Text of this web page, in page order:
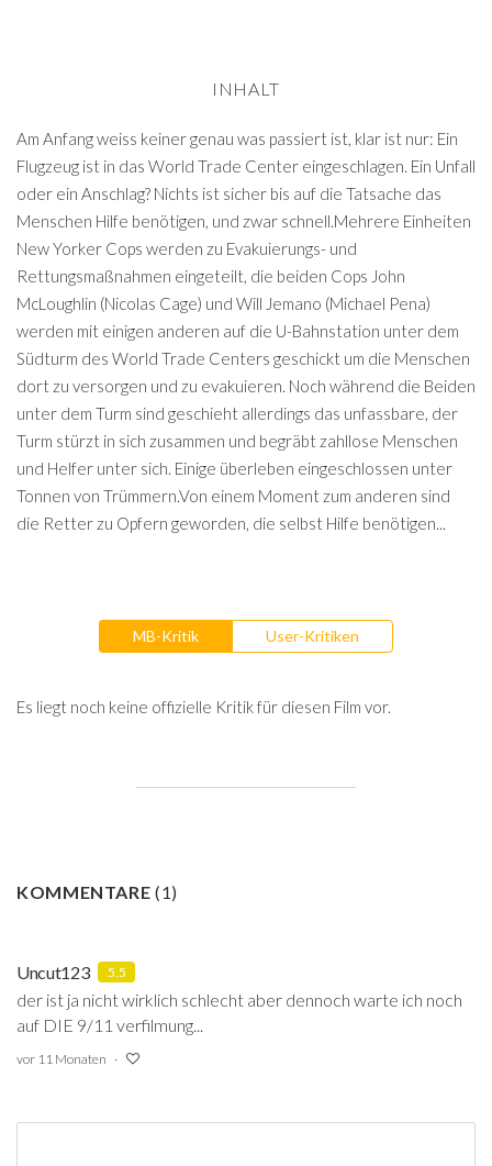
INHALT
Am Anfang weiss keiner genau was passiert ist, klar ist nur: Ein
Flugzeug ist in das World Trade Center eingeschlagen. Ein Unfall
oder ein Anschlag? Nichts ist sicher bis auf die Tatsache das
Menschen Hilfe benötigen, und zwar schnell.Mehrere Einheiten
New Yorker Cops werden zu Evakuierungs- und
Rettungsmaßnahmen eingeteilt, die beiden Cops John
McLoughlin (Nicolas Cage) und Will Jemano (Michael Pena)
werden mit einigen anderen auf die U-Bahnstation unter dem
Südturm des World Trade Centers geschickt um die Menschen
dort zu versorgen und zu evakuieren. Noch während die Beiden
unter dem Turm sind geschieht allerdings das unfassbare, der
Turm stürzt in sich zusammen und begräbt zahllose Menschen
und Helfer unter sich. Einige überleben eingeschlossen unter
Tonnen von Trümmern.Von einem Moment zum anderen sind
die Retter zu Opfern geworden, die selbst Hilfe benötigen...
MB-Kritik User-Kritiken
Es liegt noch keine offizielle Kritik für diesen Film vor.
KOMMENTARE(1)
Uncut123 5.5
der ist ja nicht wirklich schlecht aber dennoch warte ich noch
auf DIE 9/11 verfilmung...
vor 11 Monaten